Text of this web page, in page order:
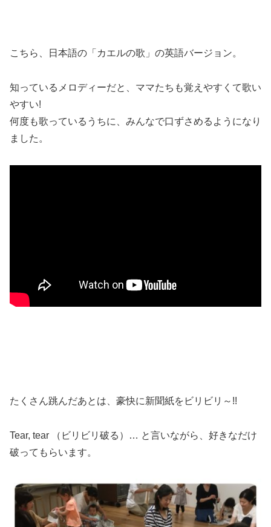
こちら、日本語の「カエルの歌」の英語バージョン。
知っているメロディーだと、ママたちも覚えやすくて歌い
やすい!
何度も歌っているうちに、みんなで口ずさめるようになり
ました。
たくさん跳んだあとは、豪快に新聞紙をビリビリ～!!
Tear, tear （ビリビリ破る）… と言いながら、好きなだけ
破ってもらいます。